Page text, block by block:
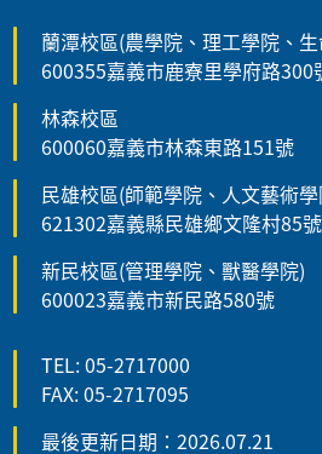
蘭潭校區(農學院、理工學院、
600355嘉義市鹿寮里學府路300
林森校區
600060嘉義市林森東路151號
民雄校區(師範學院、人文藝術
621302嘉義縣民雄鄉文隆村85號
新民校區(管理學院、獸醫學院)
600023嘉義市新民路580號
TEL: 05-2717000
FAX: 05-2717095
最後更新日期：2026.07.21